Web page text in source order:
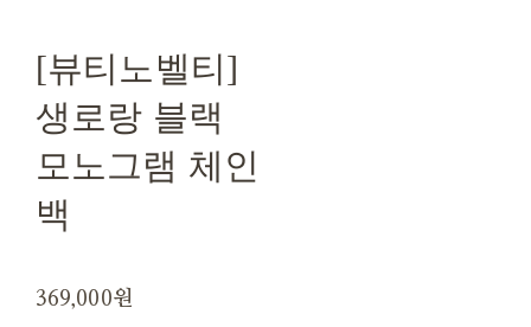
[뷰티노벨티]
생로랑 블랙
모노그램 체인
백
369,000원